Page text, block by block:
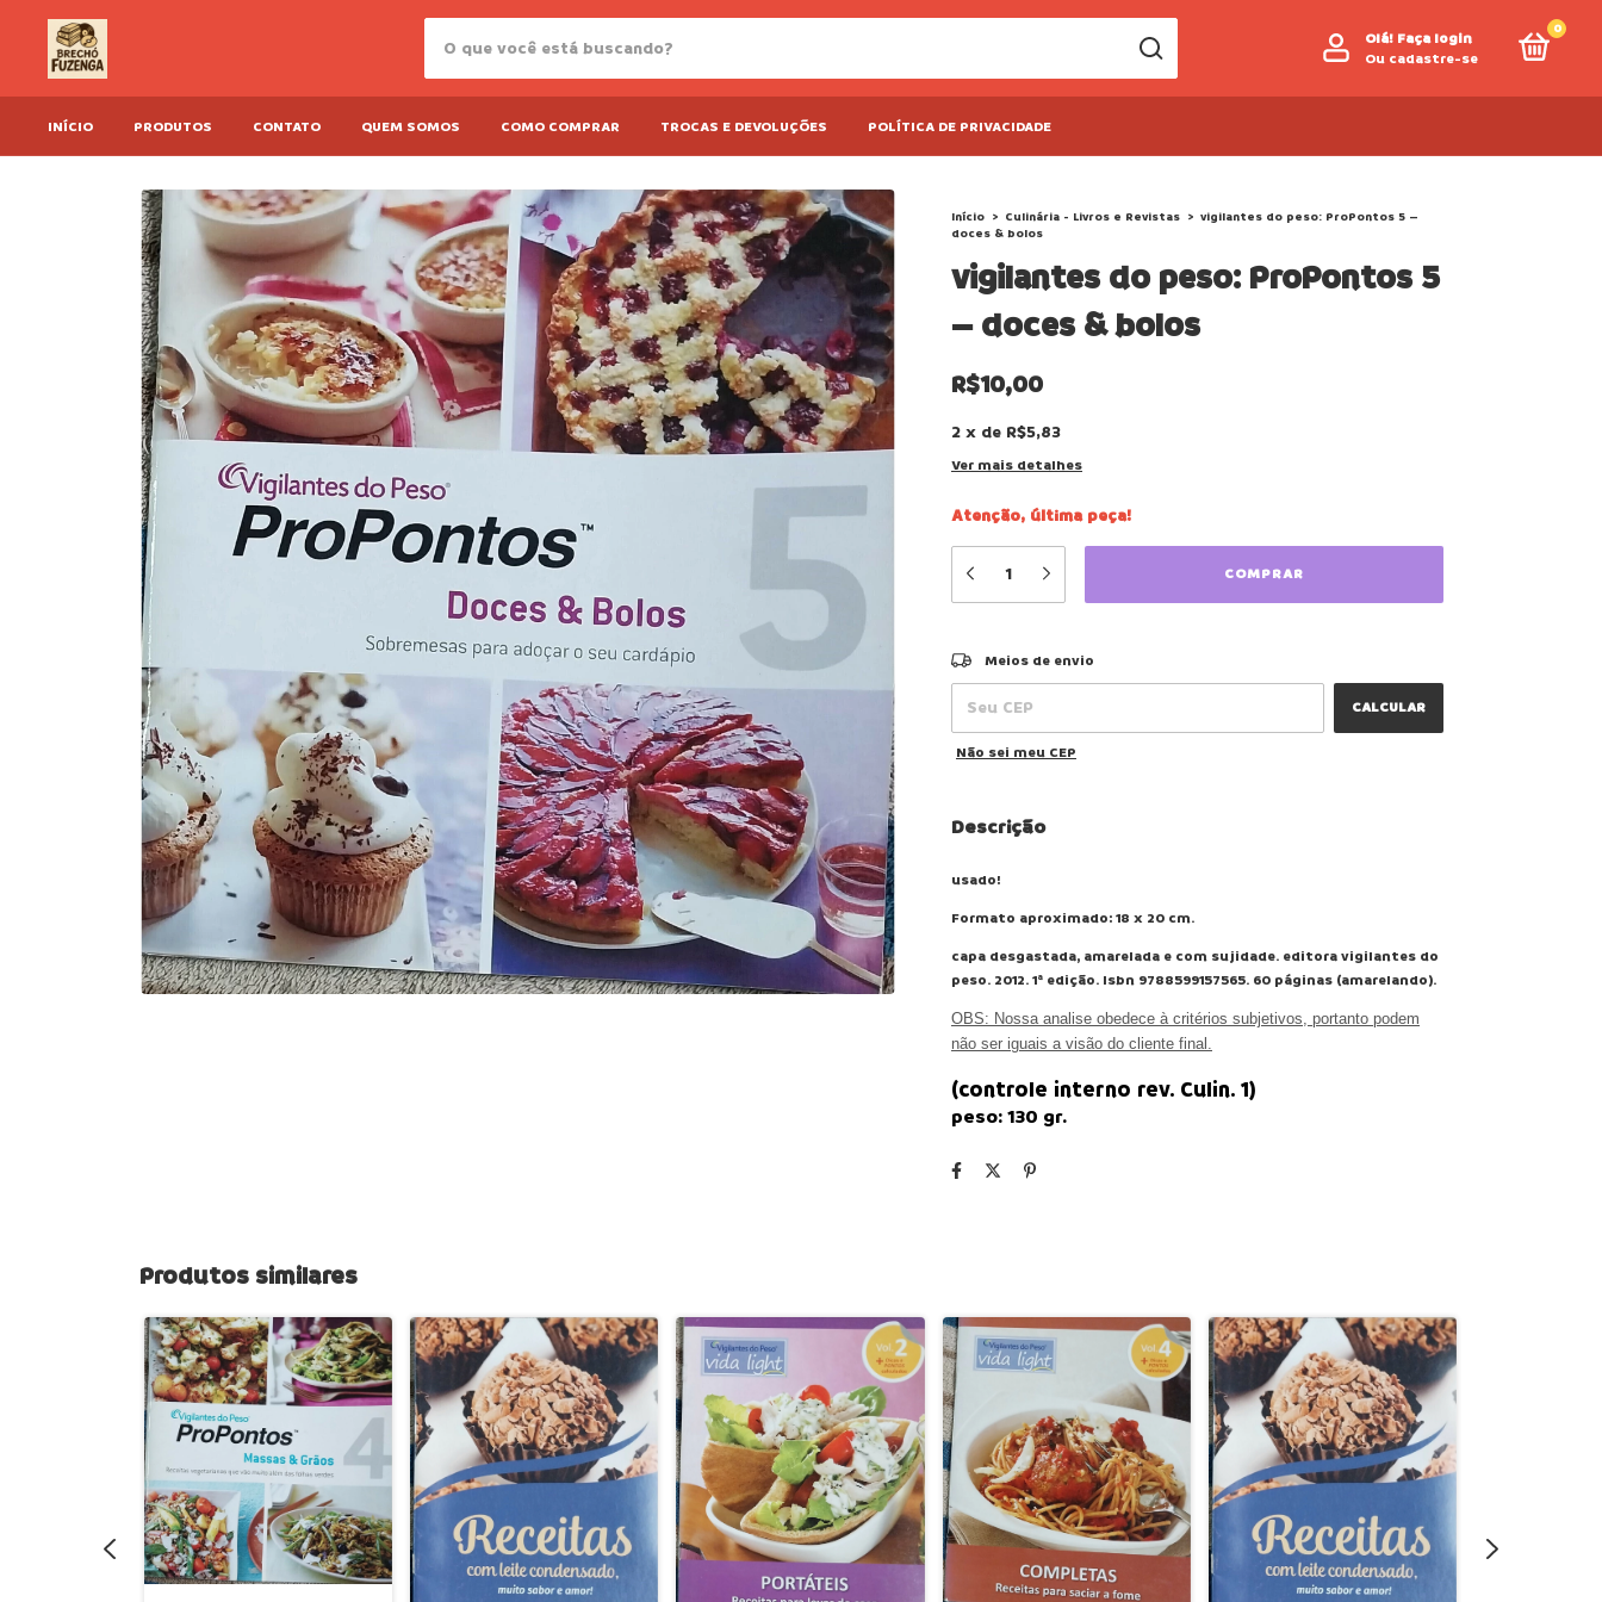
Olá! Faça login
Ou cadastre-se
0
INÍCIO PRODUTOS CONTATO QUEM SOMOS COMO COMPRAR TROCAS E DEVOLUÇÕES POLÍTICA DE PRIVACIDADE
Início > Culinária - Livros e Revistas > vigilantes do peso: ProPontos 5 –
doces & bolos
vigilantes do peso: ProPontos 5
– doces & bolos
R$10,00
2 x de R$5,83
Ver mais detalhes
Atenção, última peça!
Entregas para o CEP:
Meios de envio
CALCULAR
Não sei meu CEP
Descrição
usado!
Formato aproximado: 18 x 20 cm.
capa desgastada, amarelada e com sujidade. editora vigilantes do
peso. 2012. 1ª edição. Isbn 9788599157565. 60 páginas (amarelando).
OBS: Nossa analise obedece à critérios subjetivos, portanto podem
não ser iguais a visão do cliente final.
(controle interno rev. Culin. 1)
peso:130 gr.
Produtos similares